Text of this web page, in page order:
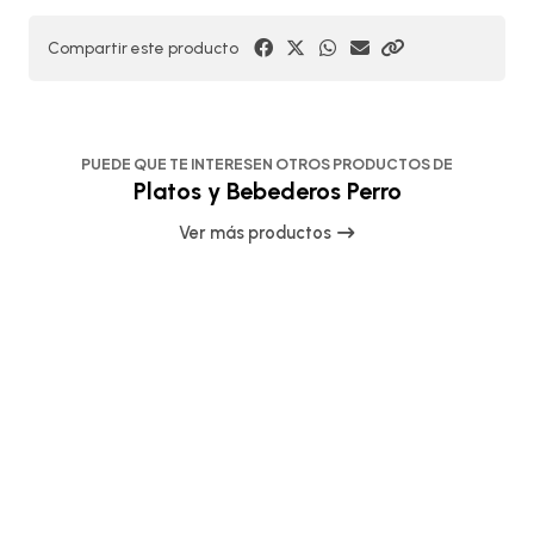
Compartir este producto
PUEDE QUE TE INTERESEN OTROS PRODUCTOS DE
Platos y Bebederos Perro
Ver más productos